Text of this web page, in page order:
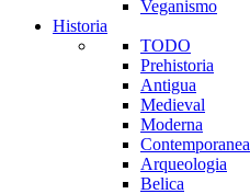
Veganismo
Historia
TODO
Prehistoria
Antigua
Medieval
Moderna
Contemporanea
Arqueologia
Belica